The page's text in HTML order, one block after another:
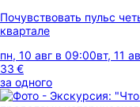
Почувствовать пульс
квартале
пн, 10 авг в 09:00вт, 11
33 €
за одного